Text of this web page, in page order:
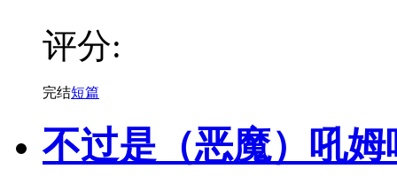
评分:
完结短篇
不过是（恶魔）吼